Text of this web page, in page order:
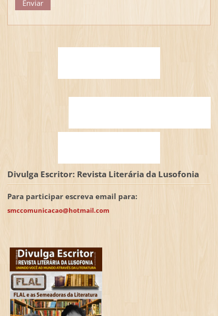
Divulga Escritor: Revista Literária da Lusofonia
Para participar escreva email para:
smccomunicacao@hotmail.com